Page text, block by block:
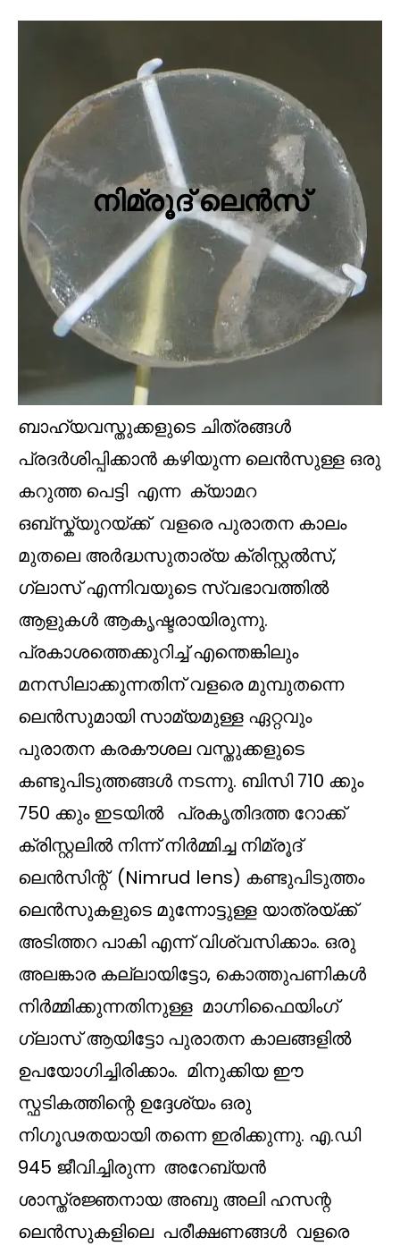
നിമ്രൂദ് ലെന്‍സ്
ബാഹ്യവസ്തുക്കളുടെ ചിത്രങ്ങൾ
പ്രദർശിപ്പിക്കാൻ കഴിയുന്ന ലെൻസുള്ള ഒരു
കറുത്ത പെട്ടി എന്ന ക്യാമറ
ഒബ്സ്ക്യുറയ്ക്ക് വളരെ പുരാതന കാലം
മുതലെ അർദ്ധസുതാര്യ ക്രിസ്റ്റൽസ്,
ഗ്ലാസ് എന്നിവയുടെ സ്വഭാവത്തിൽ
ആളുകൾ ആകൃഷ്ടരായിരുന്നു.
പ്രകാശത്തെക്കുറിച്ച് എന്തെങ്കിലും
മനസിലാക്കുന്നതിന് വളരെ മുമ്പുതന്നെ
ലെൻസുമായി സാമ്യമുള്ള ഏറ്റവും
പുരാതന കരകൗശല വസ്തുക്കളുടെ
കണ്ടുപിടുത്തങ്ങൾ നടന്നു. ബിസി 710 ക്കും
750 ക്കും ഇടയിൽ പ്രകൃതിദത്ത റോക്ക്
ക്രിസ്റ്റലിൽ നിന്ന് നിർമ്മിച്ച നിമ്രൂദ്
ലെൻസിന്റ് (Nimrud lens) കണ്ടുപിടുത്തം
ലെൻസുകളുടെ മുന്നോട്ടുള്ള യാത്രയ്ക്ക്
അടിത്തറ പാകി എന്ന് വിശ്വസിക്കാം. ഒരു
അലങ്കാര കല്ലായിട്ടോ, കൊത്തുപണികൾ
നിർമ്മിക്കുന്നതിനുള്ള മാഗ്നിഫൈയിംഗ്
ഗ്ലാസ് ആയിട്ടോ പുരാതന കാലങ്ങളിൽ
ഉപയോഗിച്ചിരിക്കാം. മിനുക്കിയ ഈ
സ്ഫടികത്തിന്റെ ഉദ്ദേശ്യം ഒരു
നിഗൂഢതയായി തന്നെ ഇരിക്കുന്നു. എ.ഡി
945 ജീവിച്ചിരുന്ന അറേബ്യൻ
ശാസ്ത്രജ്ഞനായ അബു അലി ഹസന്റ
ലെൻസുകളിലെ പരീക്ഷണങ്ങൾ വളരെ